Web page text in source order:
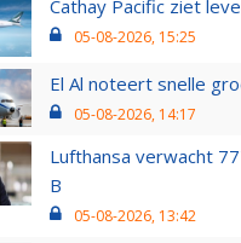
Cathay Pacific ziet
05-08-2026, 15:25
El Al noteert snelle
05-08-2026, 14:17
Lufthansa verwacht
B
05-08-2026, 13:42